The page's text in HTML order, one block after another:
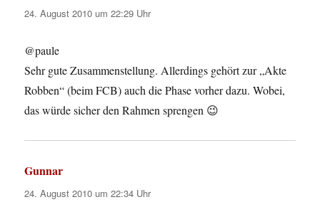
24. August 2010 um 22:29 Uhr
@paule
Sehr gute Zusammenstellung. Allerdings gehört zur „Akte
Robben“ (beim FCB) auch die Phase vorher dazu. Wobei,
das würde sicher den Rahmen sprengen 😉
Gunnar
24. August 2010 um 22:34 Uhr